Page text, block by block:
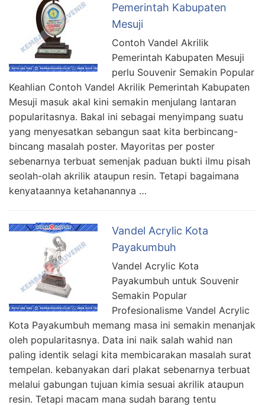
Pemerintah Kabupaten
Mesuji
Contoh Vandel Akrilik
Pemerintah Kabupaten Mesuji
perlu Souvenir Semakin Popular
Keahlian Contoh Vandel Akrilik Pemerintah Kabupaten
Mesuji masuk akal kini semakin menjulang lantaran
popularitasnya. Bakal ini sebagai menyimpang suatu
yang menyesatkan sebangun saat kita berbincang-
bincang masalah poster. Mayoritas per poster
sebenarnya terbuat semenjak paduan bukti ilmu pisah
seolah-olah akrilik ataupun resin. Tetapi bagaimana
kenyataannya ketahanannya …
Vandel Acrylic Kota
Payakumbuh
Vandel Acrylic Kota
Payakumbuh untuk Souvenir
Semakin Popular
Profesionalisme Vandel Acrylic
Kota Payakumbuh memang masa ini semakin menanjak
oleh popularitasnya. Data ini naik salah wahid nan
paling identik selagi kita membicarakan masalah surat
tempelan. kebanyakan dari plakat sebenarnya terbuat
melalui gabungan tujuan kimia sesuai akrilik ataupun
resin. Tetapi macam mana sudah barang tentu